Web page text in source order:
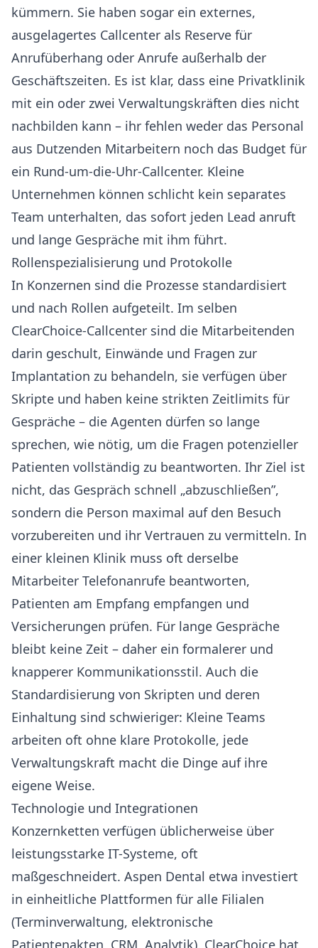
kümmern. Sie haben sogar ein externes,
ausgelagertes Callcenter als Reserve für
Anrufüberhang oder Anrufe außerhalb der
Geschäftszeiten. Es ist klar, dass eine Privatklinik
mit ein oder zwei Verwaltungskräften dies nicht
nachbilden kann – ihr fehlen weder das Personal
aus Dutzenden Mitarbeitern noch das Budget für
ein Rund-um-die-Uhr-Callcenter. Kleine
Unternehmen können schlicht kein separates
Team unterhalten, das sofort jeden Lead anruft
und lange Gespräche mit ihm führt.
Rollenspezialisierung und Protokolle
In Konzernen sind die Prozesse standardisiert
und nach Rollen aufgeteilt. Im selben
ClearChoice-Callcenter sind die Mitarbeitenden
darin geschult, Einwände und Fragen zur
Implantation zu behandeln, sie verfügen über
Skripte und haben keine strikten Zeitlimits für
Gespräche – die Agenten dürfen so lange
sprechen, wie nötig, um die Fragen potenzieller
Patienten vollständig zu beantworten. Ihr Ziel ist
nicht, das Gespräch schnell „abzuschließen”,
sondern die Person maximal auf den Besuch
vorzubereiten und ihr Vertrauen zu vermitteln. In
einer kleinen Klinik muss oft derselbe
Mitarbeiter Telefonanrufe beantworten,
Patienten am Empfang empfangen und
Versicherungen prüfen. Für lange Gespräche
bleibt keine Zeit – daher ein formalerer und
knapperer Kommunikationsstil. Auch die
Standardisierung von Skripten und deren
Einhaltung sind schwieriger: Kleine Teams
arbeiten oft ohne klare Protokolle, jede
Verwaltungskraft macht die Dinge auf ihre
eigene Weise.
Technologie und Integrationen
Konzernketten verfügen üblicherweise über
leistungsstarke IT-Systeme, oft
maßgeschneidert. Aspen Dental etwa investiert
in einheitliche Plattformen für alle Filialen
(Terminverwaltung, elektronische
Patientenakten, CRM, Analytik). ClearChoice hat